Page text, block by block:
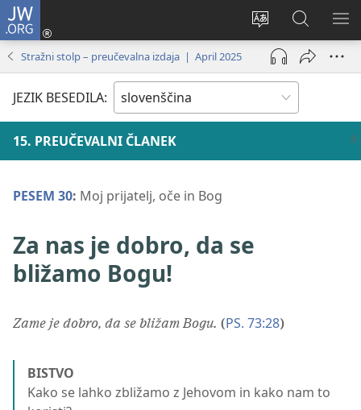
JW.ORG
Spremeni
jezik
spletnega
mesta
Prijava
(odpre
okno)
Iskanje
po
JW.ORG
Stražni stolp – preučevalna izdaja | April 2025
JEZIK BESEDILA:
15. PREUČEVALNI ČLANEK
PESEM 30: Moj prijatelj, oče in Bog
Za nas je dobro, da se
bližamo Bogu!
Zame je dobro, da se bližam Bogu. (PS. 73:28)
BISTVO
Kako se lahko zbližamo z Jehovom in kako nam to